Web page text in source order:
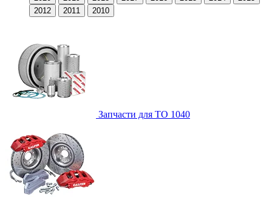
2012
2011 2010
Запчасти для ТО 1040